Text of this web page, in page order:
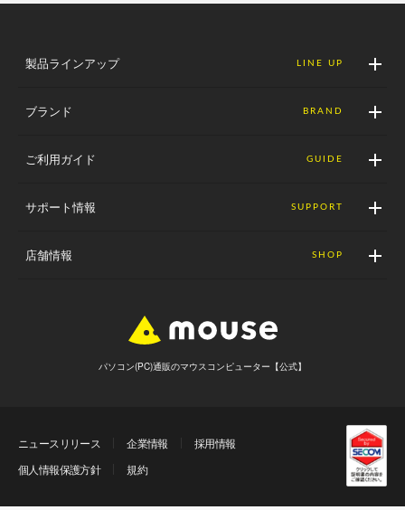
製品ラインアップ LINE UP
ブランド BRAND
ご利用ガイド GUIDE
サポート情報 SUPPORT
店舗情報 SHOP
パソコン(PC)通販のマウスコンピューター【公式】
ニュースリリース 企業情報
採用情報
個人情報保護方針
規約